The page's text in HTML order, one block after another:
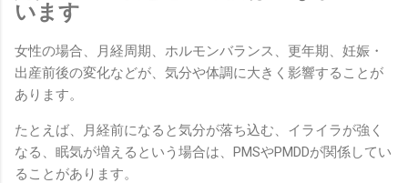
います
女性の場合、月経周期、ホルモンバランス、更年期、妊娠・
出産前後の変化などが、気分や体調に大きく影響することが
あります。
たとえば、月経前になると気分が落ち込む、イライラが強く
なる、眠気が増えるという場合は、PMSやPMDDが関係してい
ることがあります。